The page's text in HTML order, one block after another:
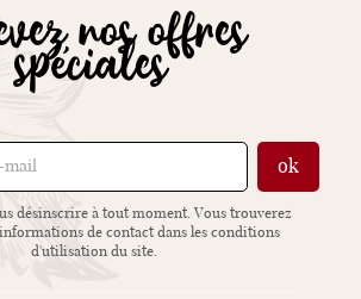
nos offres
spéciales
désinscrire à tout moment. Vous trouverez
de contact dans les conditions
d'utilisation du site.